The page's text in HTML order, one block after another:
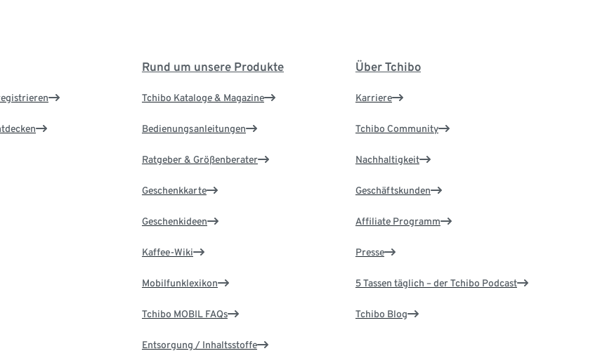
Rund um unsere Produkte
Tchibo Kataloge & Magazine
Bedienungsanleitungen
Ratgeber & Größenberater
Geschenkkarte
Geschenkideen
Kaffee-Wiki
Mobilfunklexikon
Tchibo MOBIL FAQs
Entsorgung / Inhaltsstoffe
Über Tchibo
Karriere
Tchibo Community
Nachhaltigkeit
Geschäftskunden
Affiliate Programm
Presse
5 Tassen täglich – der Tchibo Podcast
Tchibo Blog